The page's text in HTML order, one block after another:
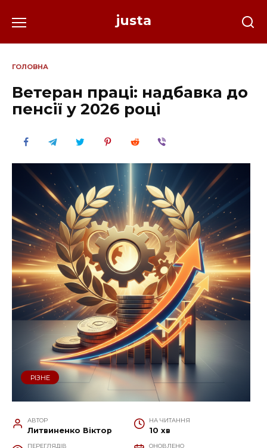
до
justa
ГОЛОВНА
Ветеран праці: надбавка до
пенсії у 2026 році
РІЗНЕ
АВТОР
Литвиненко Віктор
НА ЧИТАННЯ
10 хв
ПЕРЕГЛЯДІВ ОНОВЛЕНО